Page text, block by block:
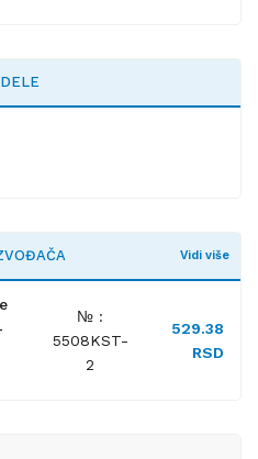
Vidi više
№ :
5508KST-
2
529.38
RSD